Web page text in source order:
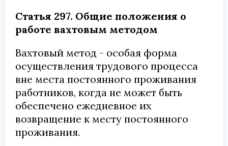
Статья 297. Общие положения о
работе вахтовым методом
Вахтовый метод - особая форма
осуществления трудового процесса
вне места постоянного проживания
работников, когда не может быть
обеспечено ежедневное их
возвращение к месту постоянного
проживания.